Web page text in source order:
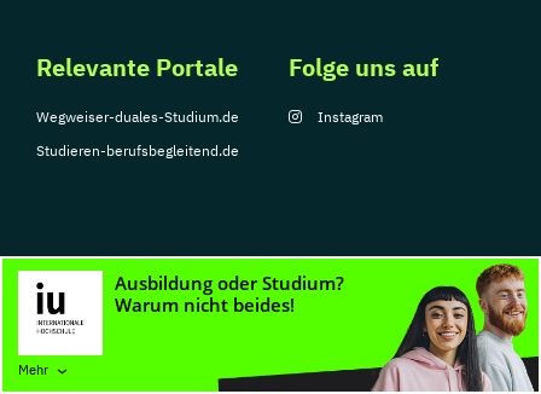
Mehr
Relevante Portale
Wegweiser-duales-Studium.de
Studieren-berufsbegleitend.de
Folge uns auf
Instagram
© Copyright 2026, TarGroup Media GmbH
Nutzungsbedingungen